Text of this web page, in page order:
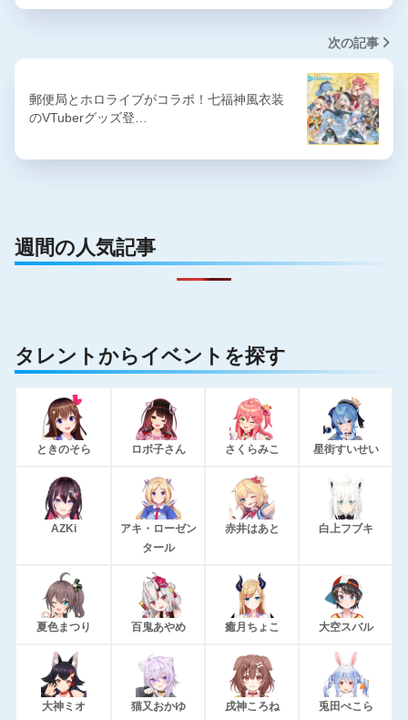
次の記事
郵便局とホロライブがコラボ！七福神風衣装
のVTuberグッズ登…
週間の人気記事
タレントからイベントを探す
ときのそら ロボ子さん さくらみこ 星街すいせい
AZKi
アキ・ローゼン
タール
赤井はあと 白上フブキ
夏色まつり 百鬼あやめ 癒月ちょこ 大空スバル
大神ミオ 猫又おかゆ 戌神ころね 兎田ぺこら